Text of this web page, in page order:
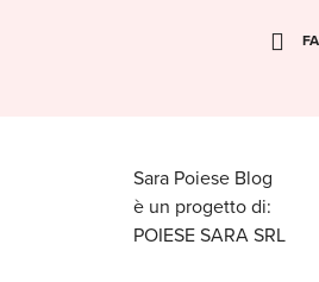
Sara Poiese Blog
è un progetto di:
POIESE SARA SRL